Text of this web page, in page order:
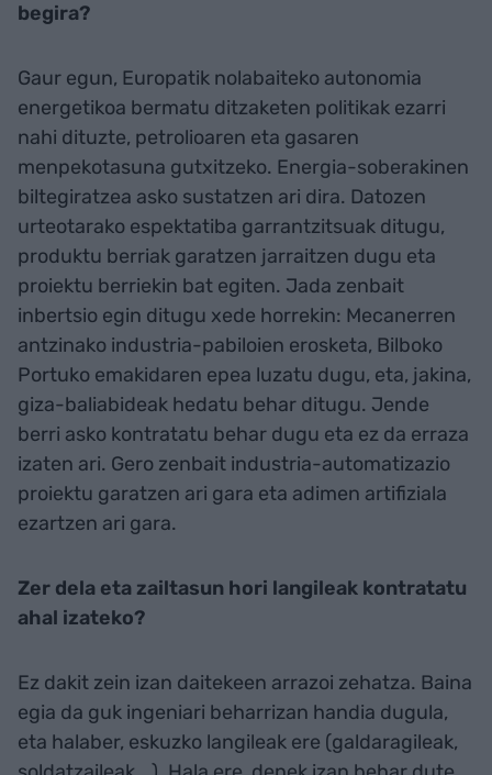
begira?
Gaur egun, Europatik nolabaiteko autonomia
energetikoa bermatu ditzaketen politikak ezarri
nahi dituzte, petrolioaren eta gasaren
menpekotasuna gutxitzeko. Energia-soberakinen
biltegiratzea asko sustatzen ari dira. Datozen
urteotarako espektatiba garrantzitsuak ditugu,
produktu berriak garatzen jarraitzen dugu eta
proiektu berriekin bat egiten. Jada zenbait
inbertsio egin ditugu xede horrekin: Mecanerren
antzinako industria-pabiloien erosketa, Bilboko
Portuko emakidaren epea luzatu dugu, eta, jakina,
giza-baliabideak hedatu behar ditugu. Jende
berri asko kontratatu behar dugu eta ez da erraza
izaten ari. Gero zenbait industria-automatizazio
proiektu garatzen ari gara eta adimen artifiziala
ezartzen ari gara.
Zer dela eta zailtasun hori langileak kontratatu
ahal izateko?
Ez dakit zein izan daitekeen arrazoi zehatza. Baina
egia da guk ingeniari beharrizan handia dugula,
eta halaber, eskuzko langileak ere (galdaragileak,